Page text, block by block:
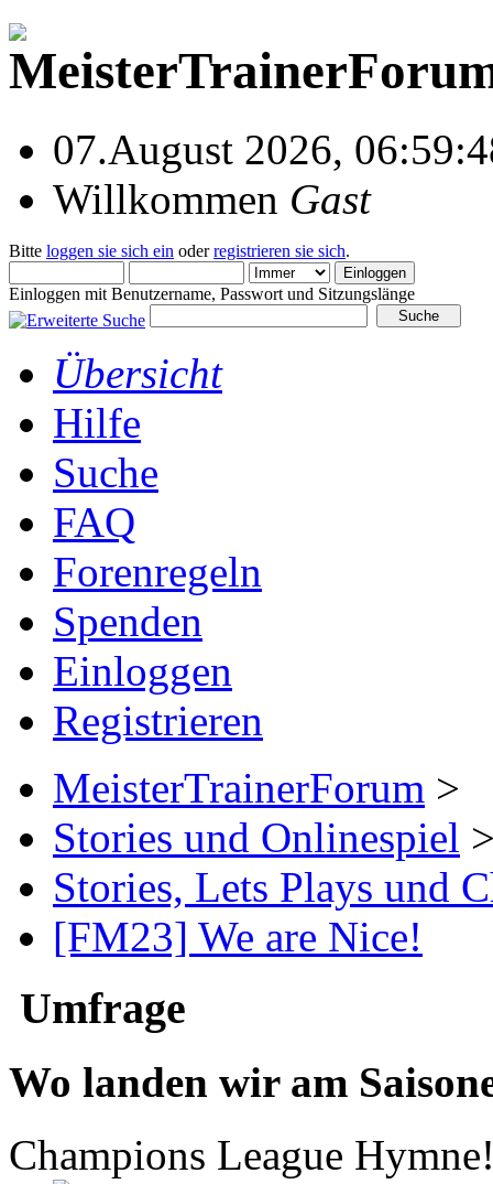
07.August 2026,
Willkommen Gast
Bitte loggen sie sich ein oderregistrieren sie sich.
Einloggen mit Benutzername, Passwort und Sitzungslänge
Übersicht
Hilfe
Suche
FAQ
Forenregeln
Spenden
Einloggen
Registrieren
MeisterTrainerForum >
Stories und Onlinespiel
Stories, Lets Plays und
[FM23] We are Nice!
Umfrage
Wo landen wir am
Champions League